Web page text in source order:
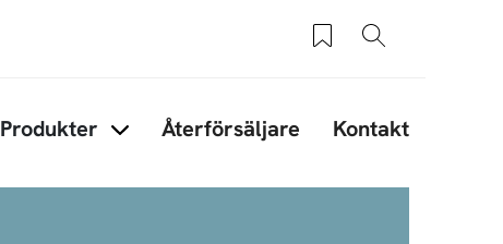
Sparade produkter
Sök
Produkter Återförsäljare Kontakt